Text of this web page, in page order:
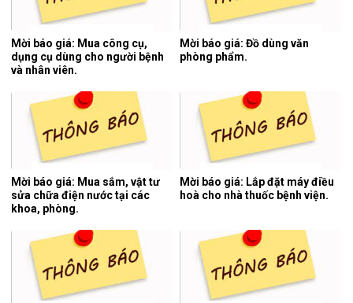
Mời báo giá: Mua công cụ,
dụng cụ dùng cho người bệnh
và nhân viên.
Mời báo giá: Đồ dùng văn
phòng phẩm.
Mời báo giá: Mua sắm, vật tư
sửa chữa điện nước tại các
khoa, phòng.
Mời báo giá: Lắp đặt máy điều
hoà cho nhà thuốc bệnh viện.